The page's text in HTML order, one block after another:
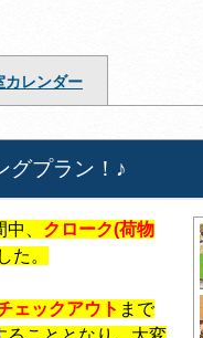
カレンダー
グプラン！♪
、 クローク(荷物
た。
ェックアウト まで